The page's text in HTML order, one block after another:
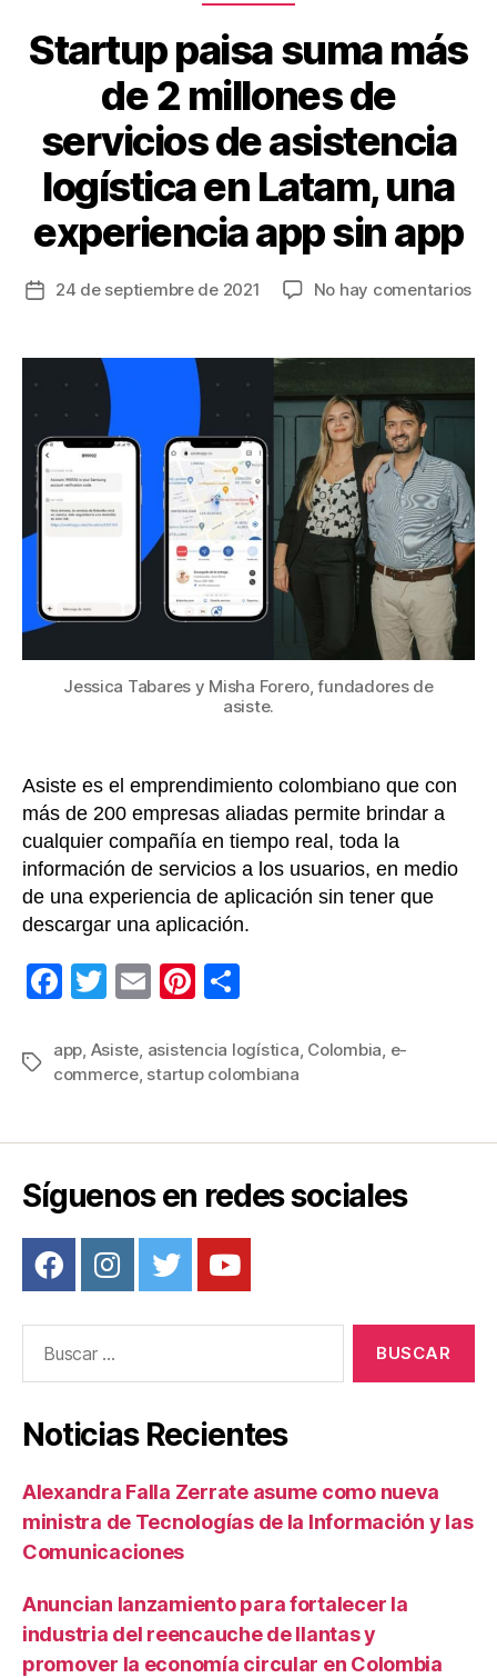
k
Startup paisa suma más
de 2 millones de
servicios de asistencia
logística en Latam, una
experiencia app sin app
Fecha
entrada
24 de septiembre de 2021 No hay comentariosen
de
Jessica Tabares y Misha Forero, fundadores de
asiste.
Asiste es el emprendimiento colombiano que con
más de 200 empresas aliadas permite brindar a
cualquier compañía en tiempo real, toda la
información de servicios a los usuarios, en medio
de una experiencia de aplicación sin tener que
descargar una aplicación.
F
c
e
o
k
T
tt
er
E
ail
Pi
er
e
m
p
Etiquetas
app, Asiste, asistencia logística, Colombia, e-
commerce, startup colombiana
Síguenos en redes sociales
Noticias Recientes
Alexandra Falla Zerrate asume como nueva
ministra de Tecnologías de la Información y las
Comunicaciones
Anuncian lanzamiento para fortalecer la
industria del reencauche de llantas y
promover la economía circular en Colombia